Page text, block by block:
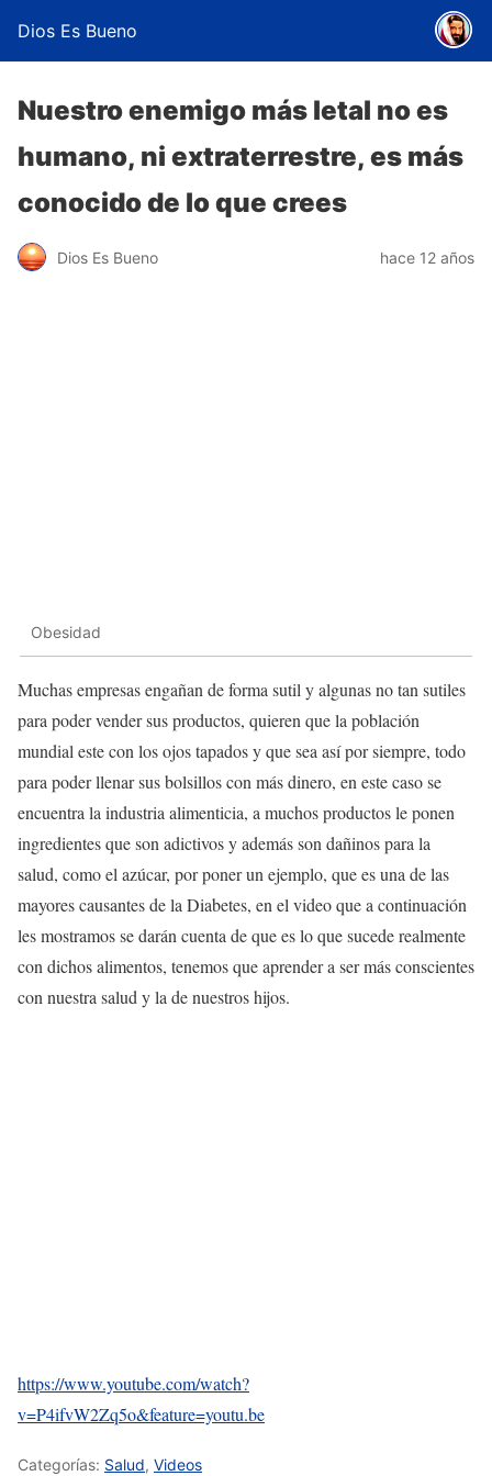
Dios Es Bueno
Nuestro enemigo más letal no es
humano, ni extraterrestre, es más
conocido de lo que crees
Dios Es Bueno hace 12 años
Obesidad
Muchas empresas engañan de forma sutil y algunas no tan sutiles
para poder vender sus productos, quieren que la población
mundial este con los ojos tapados y que sea así por siempre, todo
para poder llenar sus bolsillos con más dinero, en este caso se
encuentra la industria alimenticia, a muchos productos le ponen
ingredientes que son adictivos y además son dañinos para la
salud, como el azúcar, por poner un ejemplo, que es una de las
mayores causantes de la Diabetes, en el video que a continuación
les mostramos se darán cuenta de que es lo que sucede realmente
con dichos alimentos, tenemos que aprender a ser más conscientes
con nuestra salud y la de nuestros hijos.
https://www.youtube.com/watch?
v=P4ifvW2Zq5o&feature=youtu.be
Categorías: Salud, Videos